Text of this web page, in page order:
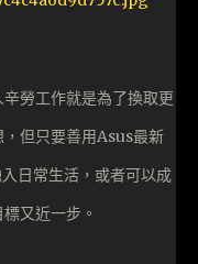
勞工作就是為了換取更
但只要善用Asus最新
日常生活，或者可以成
又近一步。